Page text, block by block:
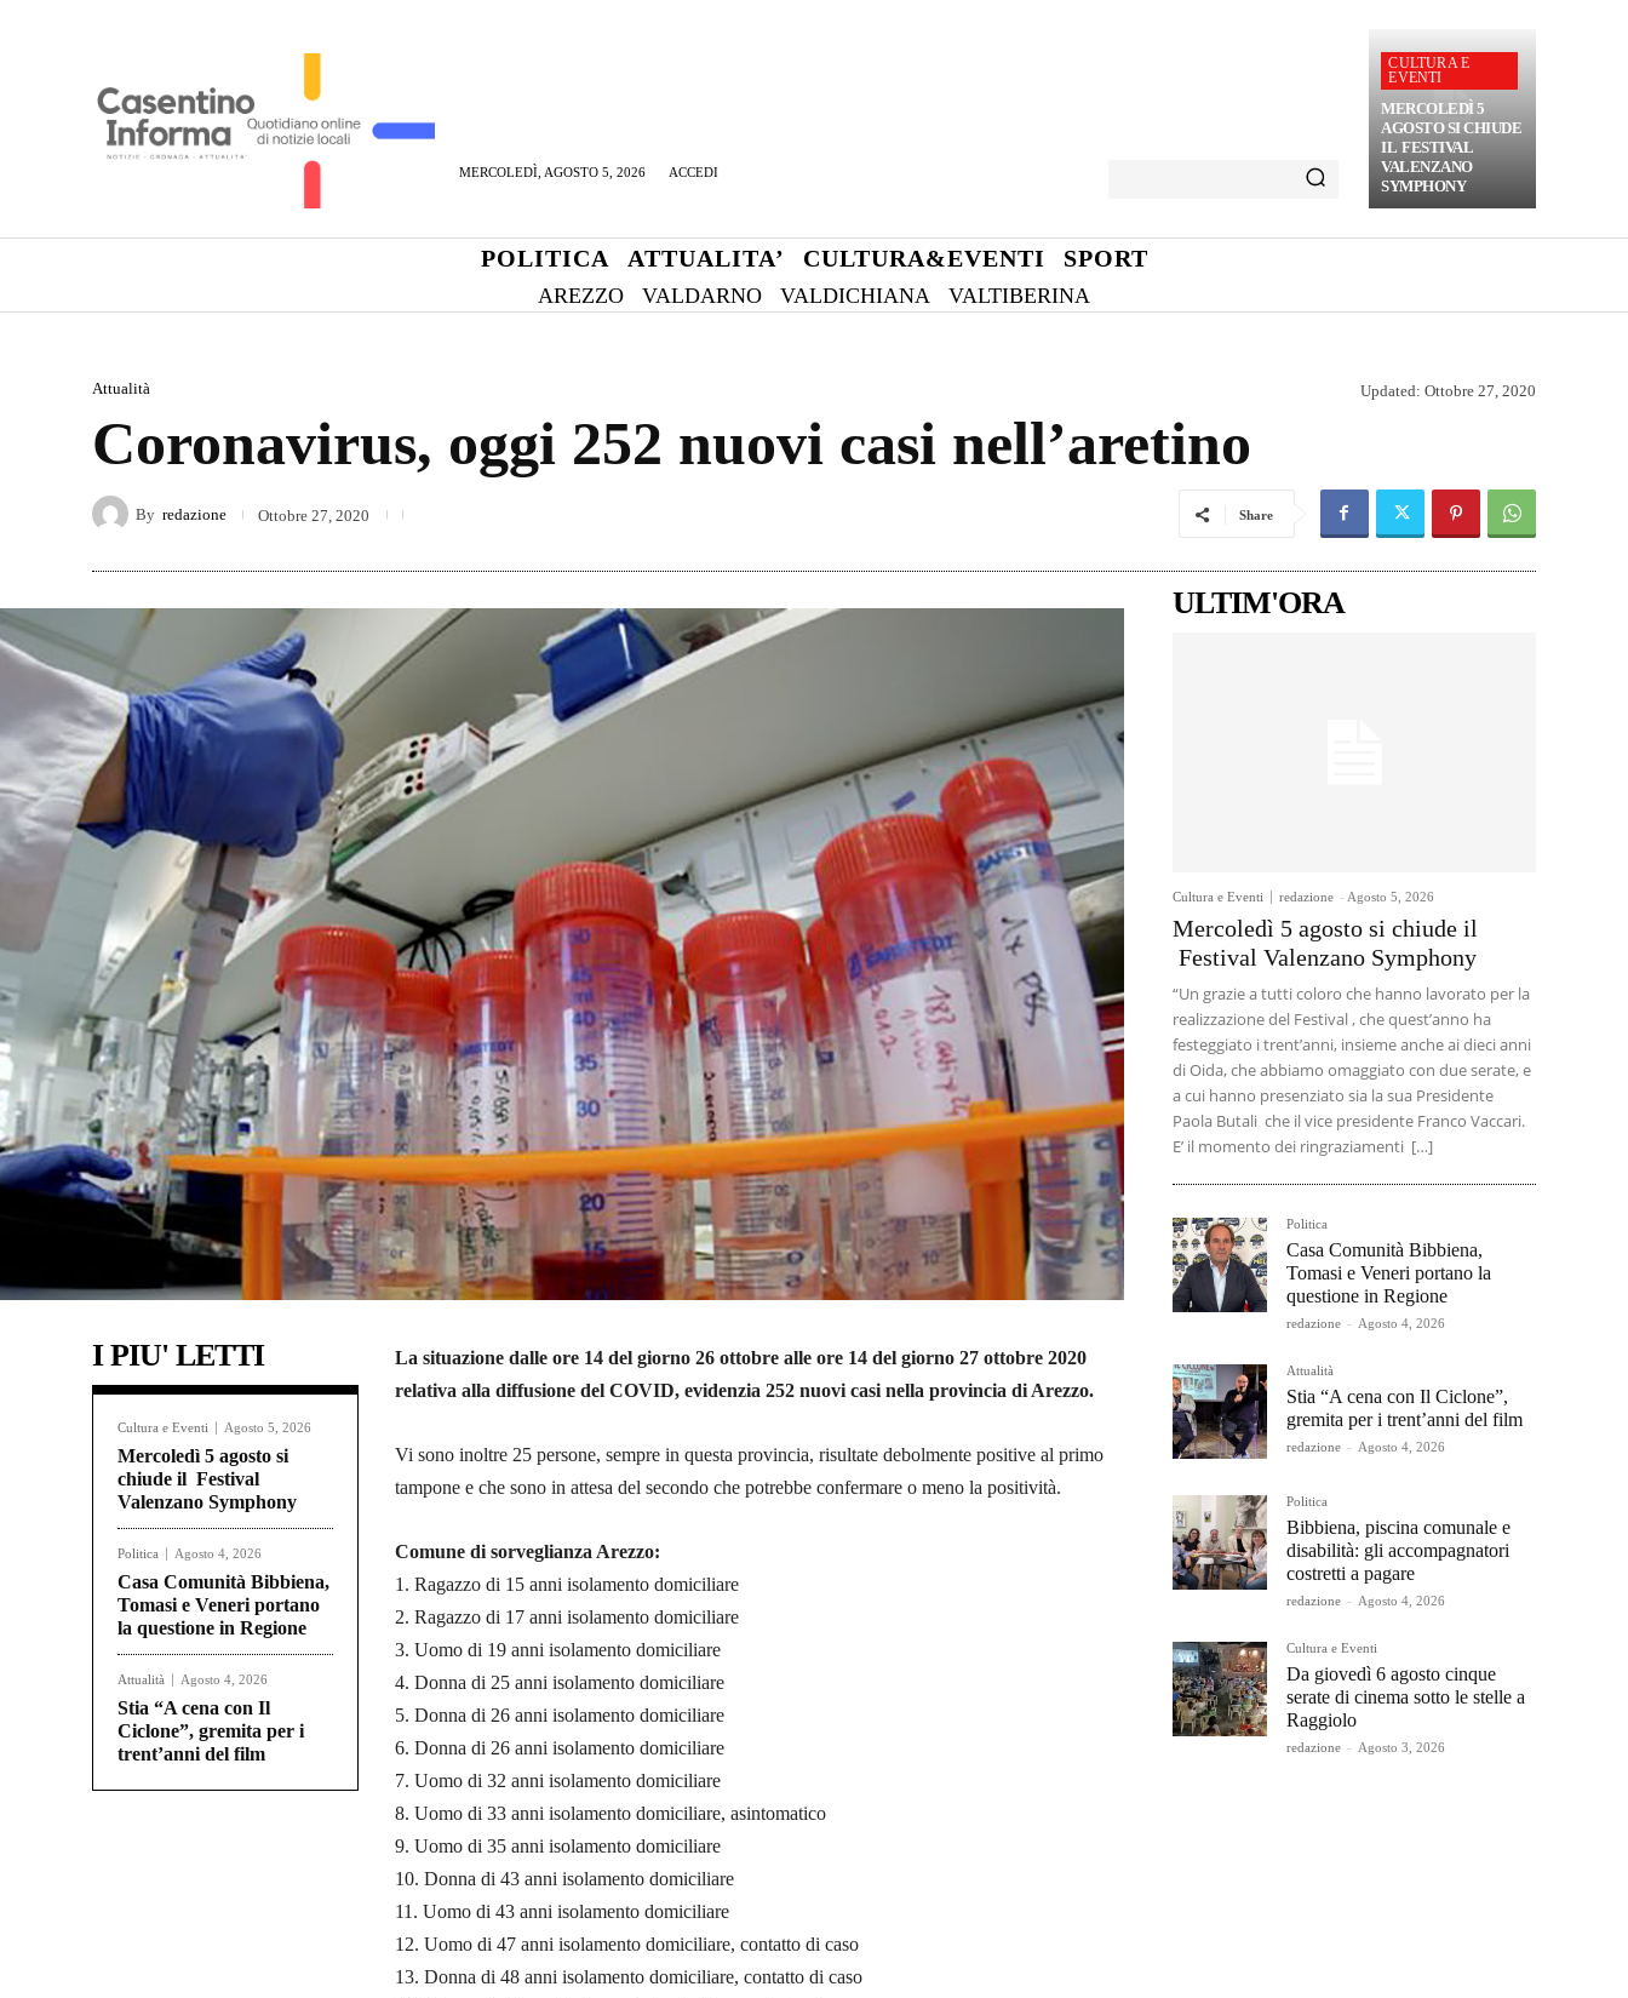
MERCOLEDÌ, AGOSTO 5, 2026 ACCEDI
CULTURA E
EVENTI
MERCOLEDÌ 5
AGOSTO SI CHIUDE
IL FESTIVAL
VALENZANO
SYMPHONY
POLITICA ATTUALITA’ CULTURA&EVENTI SPORT
AREZZO VALDARNO VALDICHIANA VALTIBERINA
Attualità Updated: Ottobre 27, 2020
Coronavirus, oggi 252 nuovi casi nell’aretino
By redazione Ottobre 27, 2020 Share
I PIU' LETTI
Cultura e Eventi Agosto 5, 2026
Mercoledì 5 agosto si
chiude il Festival
Valenzano Symphony
Politica Agosto 4, 2026
Casa Comunità Bibbiena,
Tomasi e Veneri portano
la questione in Regione
Attualità Agosto 4, 2026
Stia “A cena con Il
Ciclone”, gremita per i
trent’anni del film
La situazione dalle ore 14 del giorno 26 ottobre alle ore 14 del giorno 27 ottobre 2020
relativa alla diffusione del COVID, evidenzia 252 nuovi casi nella provincia di Arezzo.
Vi sono inoltre 25 persone, sempre in questa provincia, risultate debolmente positive al primo
tampone e che sono in attesa del secondo che potrebbe confermare o meno la positività.
Comune di sorveglianza Arezzo:
1. Ragazzo di 15 anni isolamento domiciliare
2. Ragazzo di 17 anni isolamento domiciliare
3. Uomo di 19 anni isolamento domiciliare
4. Donna di 25 anni isolamento domiciliare
5. Donna di 26 anni isolamento domiciliare
6. Donna di 26 anni isolamento domiciliare
7. Uomo di 32 anni isolamento domiciliare
8. Uomo di 33 anni isolamento domiciliare, asintomatico
9. Uomo di 35 anni isolamento domiciliare
10. Donna di 43 anni isolamento domiciliare
11. Uomo di 43 anni isolamento domiciliare
12. Uomo di 47 anni isolamento domiciliare, contatto di caso
13. Donna di 48 anni isolamento domiciliare, contatto di caso
ULTIM'ORA
Cultura e Eventi redazione - Agosto 5, 2026
Mercoledì 5 agosto si chiude il
Festival Valenzano Symphony
“Un grazie a tutti coloro che hanno lavorato per la
realizzazione del Festival , che quest’anno ha
festeggiato i trent’anni, insieme anche ai dieci anni
di Oida, che abbiamo omaggiato con due serate, e
a cui hanno presenziato sia la sua Presidente
Paola Butali che il vice presidente Franco Vaccari.
E’ il momento dei ringraziamenti […]
Politica
Casa Comunità Bibbiena,
Tomasi e Veneri portano la
questione in Regione
redazione - Agosto 4, 2026
Attualità
Stia “A cena con Il Ciclone”,
gremita per i trent’anni del film
redazione - Agosto 4, 2026
Politica
Bibbiena, piscina comunale e
disabilità: gli accompagnatori
costretti a pagare
redazione - Agosto 4, 2026
Cultura e Eventi
Da giovedì 6 agosto cinque
serate di cinema sotto le stelle a
Raggiolo
redazione - Agosto 3, 2026